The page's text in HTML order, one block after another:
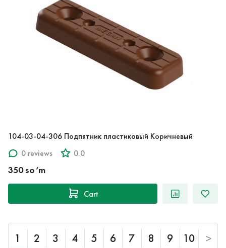
104-03-04-306 Подпятник пластиковый Коричневый
0 reviews
0.0
350 so‘m
Cart
1 2 3 4 5 6 7 8 9 10 >